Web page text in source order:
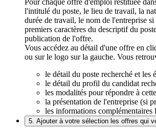
Pour chaque offre d'emploi restituée
l'intitulé du poste, le lieu de travail, la
durée de travail, le nom de l'entreprise si
premiers caractères du descriptif du
publication de l'offre.
Vous accédez au détail d'une offre en
ou sur le logo sur la gauche. Vous
le détail du poste recherché et les
le détail du profil du candidat
les modalités pour répondre à
la présentation de l'entreprise (si
les informations complémentaires
5. Ajouter à votre sélection les offres qui